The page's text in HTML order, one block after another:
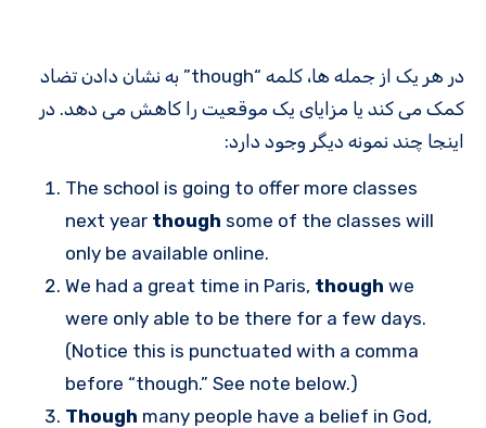
در هر یک از جمله ها، کلمه “though” به نشان دادن تضاد
کمک می کند یا مزایای یک موقعیت را کاهش می دهد. در
اینجا چند نمونه دیگر وجود دارد:
The school is going to offer more classes
next year though some of the classes will
only be available online.
We had a great time in Paris, though we
were only able to be there for a few days.
(Notice this is punctuated with a comma
before “though.” See note below.)
Though many people have a belief in God,